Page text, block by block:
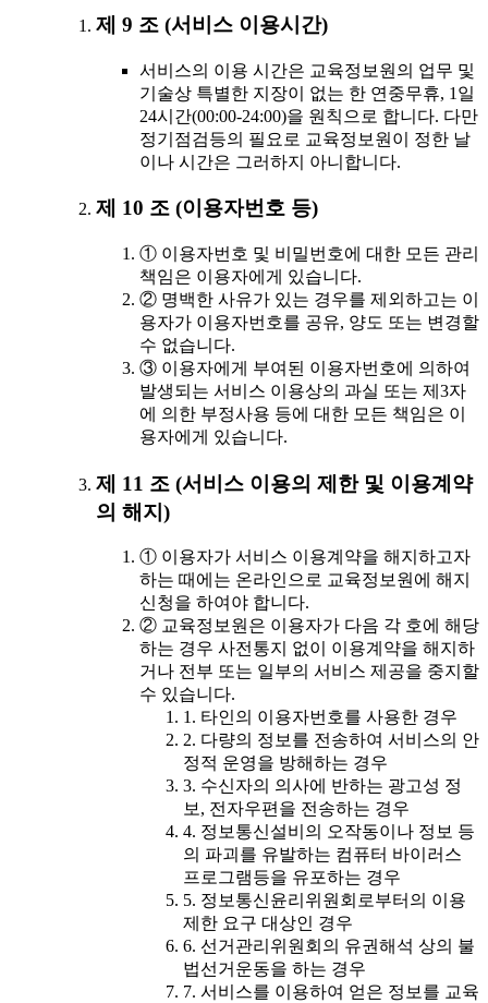
제 9 조 (서비스 이용시간)
서비스의 이용 시간은 교육정보원의 업무 및
기술상 특별한 지장이 없는 한 연중무휴, 1일
24시간(00:00-24:00)을 원칙으로 합니다. 다만
정기점검등의 필요로 교육정보원이 정한 날
이나 시간은 그러하지 아니합니다.
제 10 조 (이용자번호 등)
① 이용자번호 및 비밀번호에 대한 모든 관리
책임은 이용자에게 있습니다.
② 명백한 사유가 있는 경우를 제외하고는 이
용자가 이용자번호를 공유, 양도 또는 변경할
수 없습니다.
③ 이용자에게 부여된 이용자번호에 의하여
발생되는 서비스 이용상의 과실 또는 제3자
에 의한 부정사용 등에 대한 모든 책임은 이
용자에게 있습니다.
제 11 조 (서비스 이용의 제한 및 이용계약
의 해지)
① 이용자가 서비스 이용계약을 해지하고자
하는 때에는 온라인으로 교육정보원에 해지
신청을 하여야 합니다.
② 교육정보원은 이용자가 다음 각 호에 해당
하는 경우 사전통지 없이 이용계약을 해지하
거나 전부 또는 일부의 서비스 제공을 중지할
수 있습니다.
1. 타인의 이용자번호를 사용한 경우
2. 다량의 정보를 전송하여 서비스의 안
정적 운영을 방해하는 경우
3. 수신자의 의사에 반하는 광고성 정
보, 전자우편을 전송하는 경우
4. 정보통신설비의 오작동이나 정보 등
의 파괴를 유발하는 컴퓨터 바이러스
프로그램등을 유포하는 경우
5. 정보통신윤리위원회로부터의 이용
제한 요구 대상인 경우
6. 선거관리위원회의 유권해석 상의 불
법선거운동을 하는 경우
7. 서비스를 이용하여 얻은 정보를 교육